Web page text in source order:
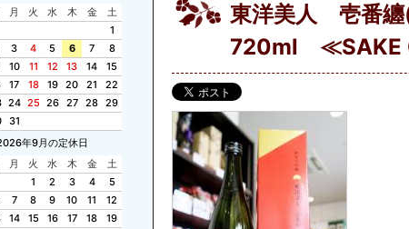
月 火 水 木 金
土
1
3 4 5 6 7
8
10 11 12 13 14
15
17 18 19 20 21
22
24 25 26 27 28 29
31
年9月の定休日
月 火 水 木 金
土
1
2 3 4
5
7 8 9 10 11
12
14 15 16 17 18
19
東洋美人 壱番
720ml ≪SAKE